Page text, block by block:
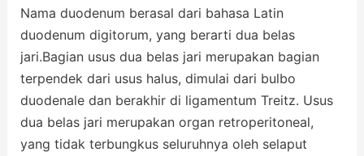
Nama duodenum berasal dari bahasa Latin
duodenum digitorum, yang berarti dua belas
jari.Bagian usus dua belas jari merupakan bagian
terpendek dari usus halus, dimulai dari bulbo
duodenale dan berakhir di ligamentum Treitz. Usus
dua belas jari merupakan organ retroperitoneal,
yang tidak terbungkus seluruhnya oleh selaput